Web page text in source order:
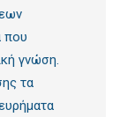
που
γνώση.
τα